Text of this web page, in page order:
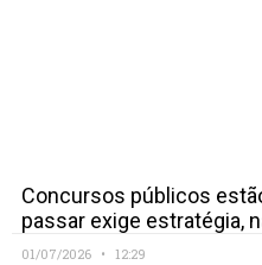
Concursos públicos
passar exige estratégia,
01/07/2026 12:29